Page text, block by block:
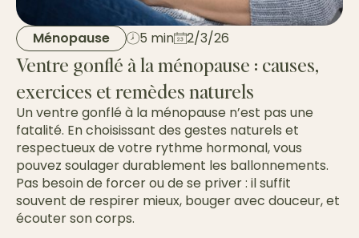
Ménopause 5 min 2/3/26
Ventre gonflé à la ménopause : causes,
exercices et remèdes naturels
Un ventre gonflé à la ménopause n’est pas une
fatalité. En choisissant des gestes naturels et
respectueux de votre rythme hormonal, vous
pouvez soulager durablement les ballonnements.
Pas besoin de forcer ou de se priver : il suffit
souvent de respirer mieux, bouger avec douceur, et
écouter son corps.